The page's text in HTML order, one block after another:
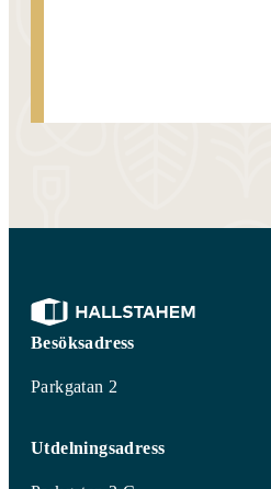
Besöksadress
Parkgatan 2
Utdelningsadress